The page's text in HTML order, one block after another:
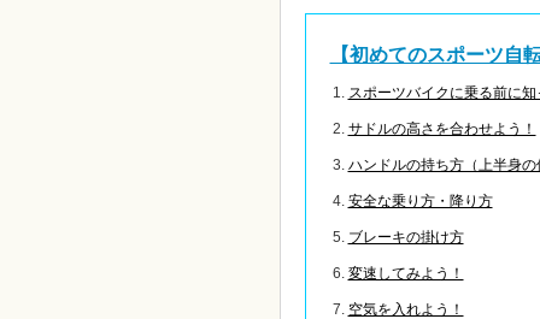
【初めてのスポーツ
スポーツバイクに乗る前に
サドルの高さを合わせよう！
ハンドルの持ち方（上半身の
安全な乗り方・降り方
ブレーキの掛け方
変速してみよう！
空気を入れよう！